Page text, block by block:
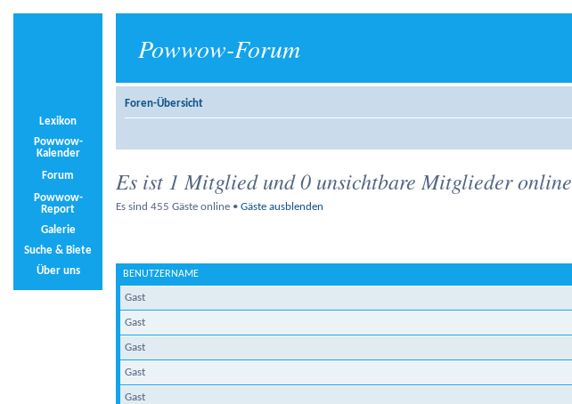
Powwow-Forum
Lexikon
Powwow-
Kalender
Forum
Powwow-
Report
Galerie
Suche & Biete
Über uns
Foren-Übersicht
Es ist 1 Mitglied und 0 unsichtbare Mitglieder online
Es sind 455 Gäste online • Gäste ausblenden
BENUTZERNAME
Gast
Gast
Gast
Gast
Gast